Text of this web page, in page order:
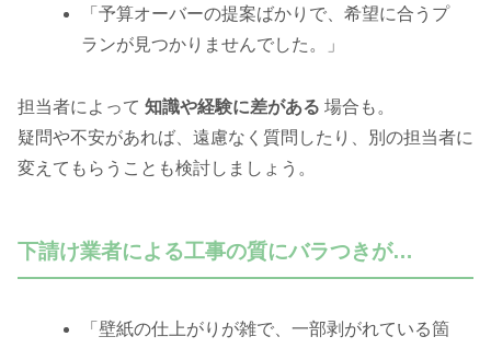
「予算オーバーの提案ばかりで、希望に合うプ
ランが見つかりませんでした。」
担当者によって 知識や経験に差がある 場合も。
疑問や不安があれば、遠慮なく質問したり、別の担当者に
変えてもらうことも検討しましょう。
下請け業者による工事の質にバラつきが…
「壁紙の仕上がりが雑で、一部剥がれている箇